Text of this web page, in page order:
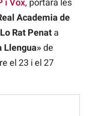
i Vox, portarà les
Academia de
Lo Rat Penat a
Llengua»de
el 23 i el 27